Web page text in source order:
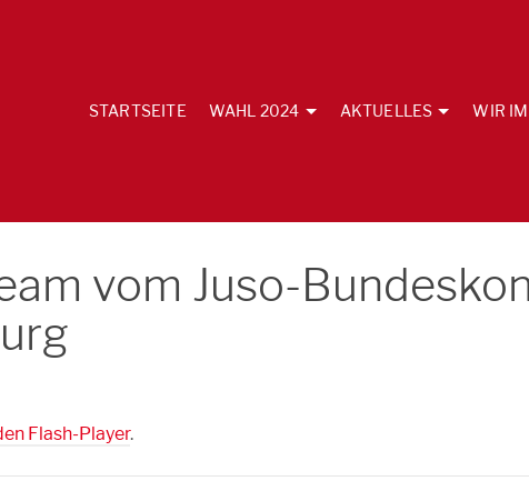
STARTSEITE WAHL 2024 AKTUELLES WIR
vom Juso-
Flash-Player.